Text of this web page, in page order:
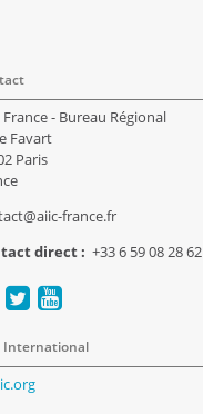
France - Bureau Régional
Favart
Paris
france.fr
direct : +33 6 59 08 28 62
International